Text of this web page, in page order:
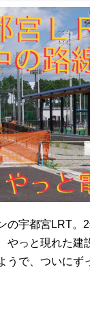
の宇都宮LRT。
やっと現れた建
うで、ついにず